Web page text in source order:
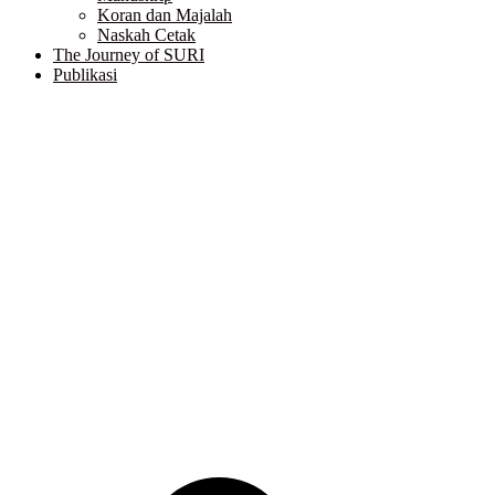
Koran dan Majalah
Naskah Cetak
The Journey of SURI
Publikasi